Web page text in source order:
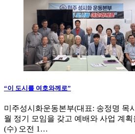
“이 도시를 여호와께로”
미주성시화운동본부(대표: 송정명 목
월 정기 모임을 갖고 예배와 사업 계
(수) 오전 1…